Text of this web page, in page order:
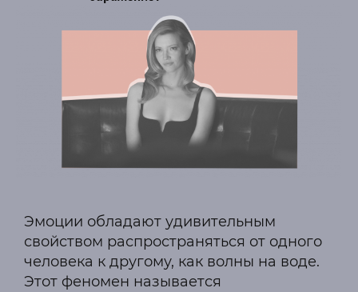
Эмоции обладают удивительным
свойством распространяться от одного
человека к другому, как волны на воде.
Этот феномен называется